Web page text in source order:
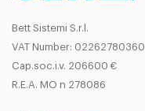
Bett Sistemi S.r.l.
VAT Number: 02262780360
Cap.soc.i.v. 206600 €
R.E.A. MO n 278086